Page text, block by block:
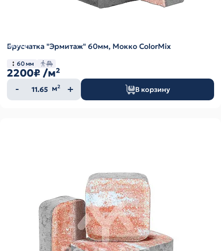
Брусчатка "Эрмитаж" 60мм, Мокко ColorMix
60 мм
2200₽ /м²
Количество
товара
м² В корзину